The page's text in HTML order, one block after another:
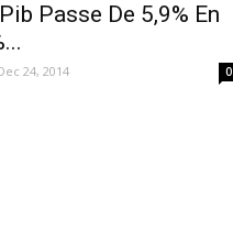
Passe De 5,9% En
24, 2014 0